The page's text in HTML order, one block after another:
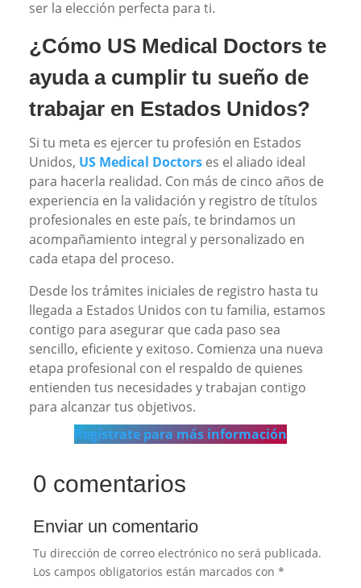
ser la elección perfecta para ti.
¿Cómo US Medical Doctors te
ayuda a cumplir tu sueño de
trabajar en Estados Unidos?
Si tu meta es ejercer tu profesión en Estados
Unidos, US Medical Doctors es el aliado ideal
para hacerla realidad. Con más de cinco años de
experiencia en la validación y registro de títulos
profesionales en este país, te brindamos un
acompañamiento integral y personalizado en
cada etapa del proceso.
Desde los trámites iniciales de registro hasta tu
llegada a Estados Unidos con tu familia, estamos
contigo para asegurar que cada paso sea
sencillo, eficiente y exitoso. Comienza una nueva
etapa profesional con el respaldo de quienes
entienden tus necesidades y trabajan contigo
para alcanzar tus objetivos.
Regístrate para más información
0 comentarios
Enviar un comentario
Tu dirección de correo electrónico no será publicada.
Los campos obligatorios están marcados con*